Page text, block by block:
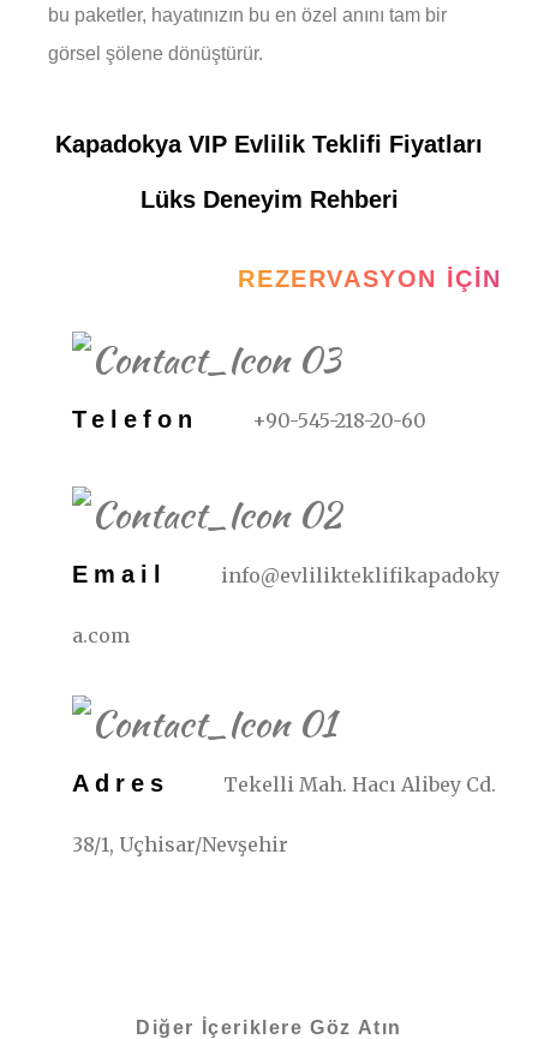
bu paketler, hayatınızın bu en özel anını tam bir
görsel şölene dönüştürür.
Kapadokya VIP Evlilik Teklifi Fiyatları
Lüks Deneyim Rehberi
REZERVASYON İÇIN
Telefon +90-545-218-20-60
Email info@evlilikteklifikapadoky
a.com
Adres Tekelli Mah. Hacı Alibey Cd.
38/1, Uçhisar/Nevşehir
Diğer İçeriklere Göz Atın